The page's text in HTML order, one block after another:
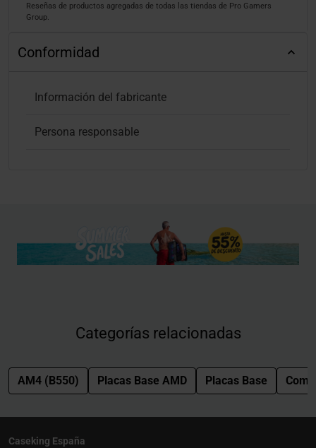
Reseñas de productos agregadas de todas las tiendas de Pro Gamers
Group.
Conformidad
Información del fabricante
Persona responsable
Categorías relacionadas
AM4 (B550) Placas Base AMD Placas Base
Caseking España